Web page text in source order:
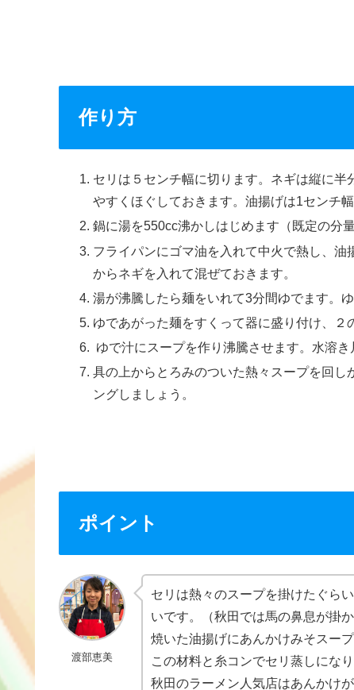
作り方
セリは５センチ幅に切ります。ネギは縦に
やすくほぐしておきます。油揚げは1センチ幅
鍋に湯を550cc沸かしはじめます（既定の分
フライパンにゴマ油を入れて中火で熱し、
からネギを入れて混ぜておきます。
湯が沸騰したら麺をいれて3分間ゆでます。
ゆであがった麺をすくって器に盛り付け、２
ゆで汁にスープを作り沸騰させます。水溶
具の上からとろみのついた熱々スープを回
ングしましょう。
ポイント
渡部恵美
セリは熱々のスープを掛けたぐら
いです。（秋田では馬の鼻息が掛
焼いた油揚げにあんかけみそスー
この材料と糸コンでセリ蒸しになり
秋田のラーメン人気店はあんかけ